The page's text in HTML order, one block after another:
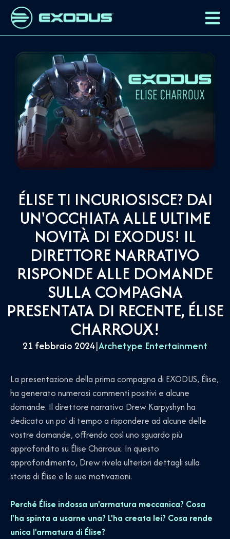
ÉLISE TI INCURIOSISCE? DAI
UN'OCCHIATA ALLE ULTIME
NOVITÀ DI EXODUS! IL
DIRETTORE NARRATIVO
RISPONDE ALLE DOMANDE
SULLA COMPAGNA
PRESENTATA DI RECENTE, ÉLISE
CHARROUX!
21 febbraio 2024|Archetype Entertainment
La presentazione della prima compagna di EXODUS, Élise,
ha generato numerosi commenti positivi e alcune
domande. Il direttore narrativo Drew Karpyshyn ha
dedicato un po' di tempo a rispondere ad alcune delle
vostre domande, offrendo così uno sguardo più
approfondito su Élise Charroux. In questo
approfondimento, Drew rivela ulteriori dettagli sulla
storia di Élise e le sue motivazioni.
Perché Élise indossa un'armatura meccanica? Cosa
l'ha spinta a usarne una? L'ha creata lei? Cosa rende
unica l'armatura di Élise?